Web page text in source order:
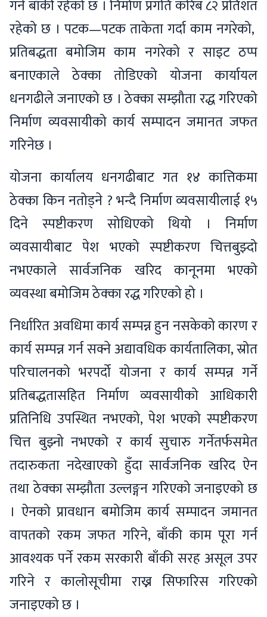
गर्न बाँकी रहेको छ । निर्माण प्रगति करिब ८२ प्रतिशत
रहेको छ । पटक—पटक ताकेता गर्दा काम नगरेको,
प्रतिबद्धता बमोजिम काम नगरेको र साइट ठप्प
बनाएकाले ठेक्का तोडिएको योजना कार्यायल
धनगढीले जनाएको छ । ठेक्का सम्झौता रद्ध गरिएको
निर्माण व्यवसायीको कार्य सम्पादन जमानत जफत
गरिनेछ ।
योजना कार्यालय धनगढीबाट गत १४ कात्तिकमा
ठेक्का किन नतोड्ने ? भन्दै निर्माण व्यवसायीलाई १५
दिने स्पष्टीकरण सोधिएको थियो । निर्माण
व्यवसायीबाट पेश भएको स्पष्टीकरण चित्तबुझ्दो
नभएकाले सार्वजनिक खरिद कानूनमा भएको
व्यवस्था बमोजिम ठेक्का रद्ध गरिएको हो ।
निर्धारित अवधिमा कार्य सम्पन्न हुन नसकेको कारण र
कार्य सम्पन्न गर्न सक्ने अद्यावधिक कार्यतालिका, स्रोत
परिचालनको भरपर्दो योजना र कार्य सम्पन्न गर्ने
प्रतिबद्धतासहित निर्माण व्यवसायीको आधिकारी
प्रतिनिधि उपस्थित नभएको, पेश भएको स्पष्टीकरण
चित्त बुझ्नो नभएको र कार्य सुचारु गर्नेतर्फसमेत
तदारुकता नदेखाएको हुँदा सार्वजनिक खरिद ऐन
तथा ठेक्का सम्झौता उल्लङ्गन गरिएको जनाइएको छ
। ऐनको प्रावधान बमोजिम कार्य सम्पादन जमानत
वापतको रकम जफत गरिने, बाँकी काम पूरा गर्न
आवश्यक पर्ने रकम सरकारी बाँकी सरह असूल उपर
गरिने र कालोसूचीमा राख्न सिफारिस गरिएको
जनाइएको छ ।